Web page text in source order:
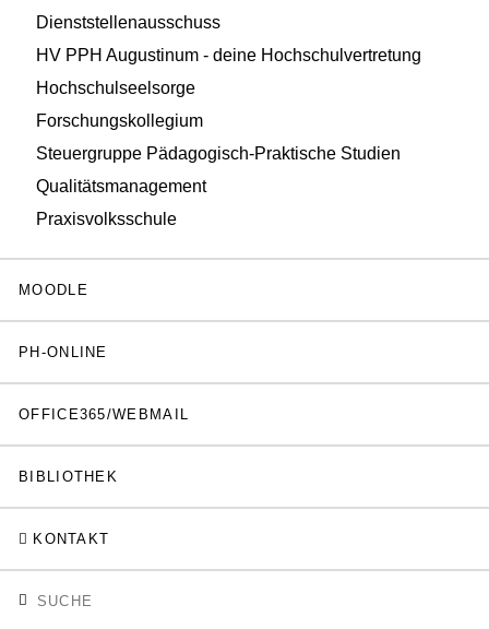
Dienststellenausschuss
HV PPH Augustinum - deine Hochschulvertretung
Hochschulseelsorge
Forschungskollegium
Steuergruppe Pädagogisch-Praktische Studien
Qualitätsmanagement
Praxisvolksschule
MOODLE
PH-ONLINE
OFFICE365/WEBMAIL
BIBLIOTHEK
KONTAKT